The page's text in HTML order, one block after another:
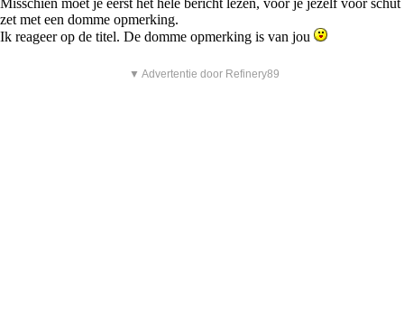
Misschien moet je eerst het hele bericht lezen, voor je jezelf voor schut
zet met een domme opmerking.
Ik reageer op de titel. De domme opmerking is van jou
▼ Advertentie door Refinery89